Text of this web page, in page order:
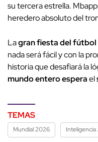
su tercera estrella.
heredero absoluto del
Lagran fiesta del fútbol
nada será fácil y con la
historia que desafiará la
mundo entero esperael
TEMAS
Mundial 2026 Inteligencia